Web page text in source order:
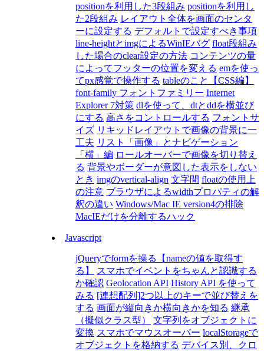
positionを利用した3段組み positionを利用し
た2段組み レイアウト全体を画面のセンタ
ーに設定する デフォルトで設定すべき事項
line-heightとimgによるWinIEバグ float段組み
した場合のclear設定の方法 コンテンツの量
によってフッターの位置を変える emを使っ
てpx感覚で操作する tableのこと【CSS編】
font-family フォントファミリー Internet
Explorer 7対策 dlを使って、dtとddを横並び
にする 高さをコントロールする フォントサ
イズ リキッドレイアウトで画像の背景に一
工夫 リスト「画像」とナビゲーション
「横」編 ロールオーバーで画像を切り替え
る 背景やボーダーが意図した表示をしない
とき imgのvertical-align 文字間 floatの使用上
の注意 ブラウザによるwidthプロパティの解
釈の違い Windows/Mac IE version4の排除
MacIEだけを分離するハック
Javascript
jQueryでformを操る【nameの値を取得す
る】
スマホでイベントをちゃんと認識する
か確認 Geolocation API History API を使って
みる [連想配列]2つ以上のキーで並び替えを
する 画面が縦向きか横向きかを知る 継承
（擬似クラス型）
文字列をオブジェクトに
変換 スマホでマウスオーバー localStorageで
オブジェクトを格納する デバイス別、クロ